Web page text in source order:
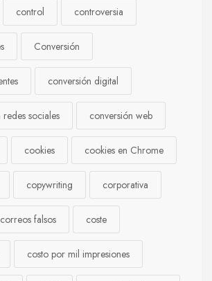
control controversia
Conversión
conversión digital
sociales conversión web
cookies cookies en Chrome
copywriting corporativa
correos falsos coste
costo por mil impresiones